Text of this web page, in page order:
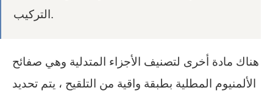
التركيب.
هناك مادة أخرى لتصنيف الأجزاء المتدلية وهي صفائح
الألمنيوم المطلية بطبقة واقية من التلقيح ، يتم تحديد